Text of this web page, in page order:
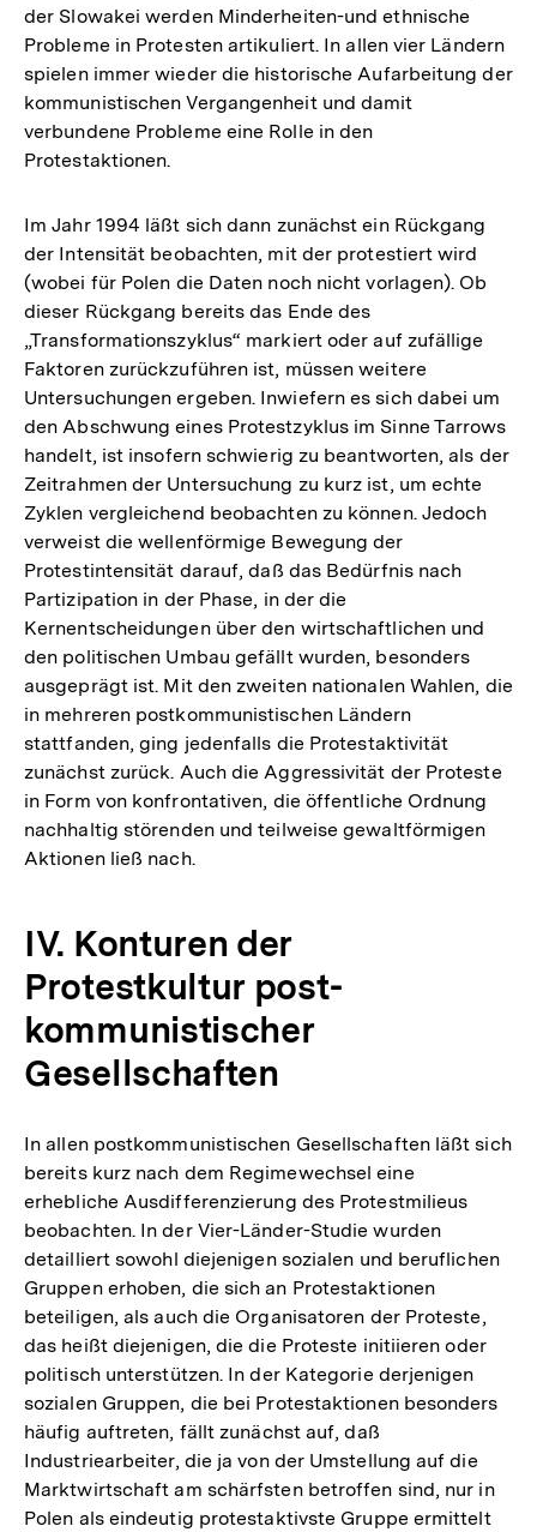
der Slowakei werden Minderheiten-und ethnische
Probleme in Protesten artikuliert. In allen vier Ländern
spielen immer wieder die historische Aufarbeitung der
kommunistischen Vergangenheit und damit
verbundene Probleme eine Rolle in den
Protestaktionen.
Im Jahr 1994 läßt sich dann zunächst ein Rückgang
der Intensität beobachten, mit der protestiert wird
(wobei für Polen die Daten noch nicht vorlagen). Ob
dieser Rückgang bereits das Ende des
„Transformationszyklus“ markiert oder auf zufällige
Faktoren zurückzuführen ist, müssen weitere
Untersuchungen ergeben. Inwiefern es sich dabei um
den Abschwung eines Protestzyklus im Sinne Tarrows
handelt, ist insofern schwierig zu beantworten, als der
Zeitrahmen der Untersuchung zu kurz ist, um echte
Zyklen vergleichend beobachten zu können. Jedoch
verweist die wellenförmige Bewegung der
Protestintensität darauf, daß das Bedürfnis nach
Partizipation in der Phase, in der die
Kernentscheidungen über den wirtschaftlichen und
den politischen Umbau gefällt wurden, besonders
ausgeprägt ist. Mit den zweiten nationalen Wahlen, die
in mehreren postkommunistischen Ländern
stattfanden, ging jedenfalls die Protestaktivität
zunächst zurück. Auch die Aggressivität der Proteste
in Form von konfrontativen, die öffentliche Ordnung
nachhaltig störenden und teilweise gewaltförmigen
Aktionen ließ nach.
IV. Konturen der
Protestkultur post-
kommunistischer
Gesellschaften
In allen postkommunistischen Gesellschaften läßt sich
bereits kurz nach dem Regimewechsel eine
erhebliche Ausdifferenzierung des Protestmilieus
beobachten. In der Vier-Länder-Studie wurden
detailliert sowohl diejenigen sozialen und beruflichen
Gruppen erhoben, die sich an Protestaktionen
beteiligen, als auch die Organisatoren der Proteste,
das heißt diejenigen, die die Proteste initiieren oder
politisch unterstützen. In der Kategorie derjenigen
sozialen Gruppen, die bei Protestaktionen besonders
häufig auftreten, fällt zunächst auf, daß
Industriearbeiter, die ja von der Umstellung auf die
Marktwirtschaft am schärfsten betroffen sind, nur in
Polen als eindeutig protestaktivste Gruppe ermitteltZum